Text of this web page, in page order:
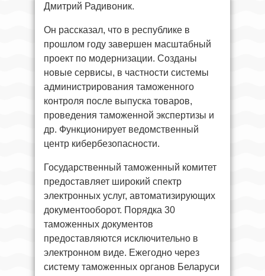
Дмитрий Радивоник.
Он рассказал, что в республике в
прошлом году завершен масштабный
проект по модернизации. Созданы
новые сервисы, в частности системы
администрирования таможенного
контроля после выпуска товаров,
проведения таможенной экспертизы и
др. Функционирует ведомственный
центр кибербезопасности.
Государственный таможенный комитет
предоставляет широкий спектр
электронных услуг, автоматизирующих
документооборот. Порядка 30
таможенных документов
предоставляются исключительно в
электронном виде. Ежегодно через
систему таможенных органов Беларуси